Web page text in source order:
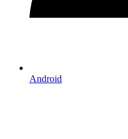
Android